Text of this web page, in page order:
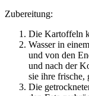
Zubereitung:
Die Kartoffeln
Wasser in
und von den
und nach der
sie ihre frische,
Die